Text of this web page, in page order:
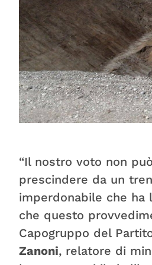
“Il nostro voto non
prescindere da un
imperdonabile che
che questo
Capogruppo del
Zanoni, relatore di